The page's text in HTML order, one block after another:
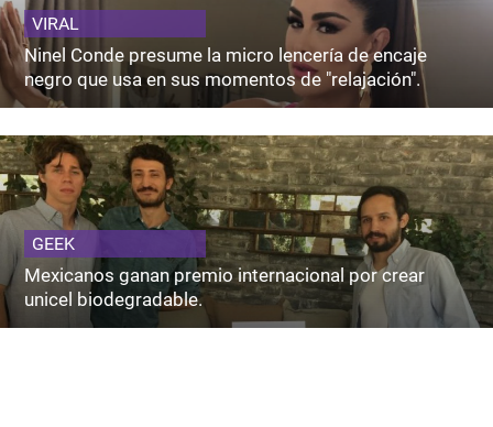
VIRAL
Ninel Conde presume la micro lencería de encaje
negro que usa en sus momentos de "relajación".
GEEK
Mexicanos ganan premio internacional por crear
unicel biodegradable.